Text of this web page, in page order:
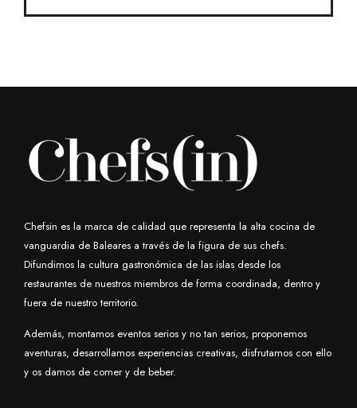
Chefsin es la marca de calidad que representa la alta cocina de
vanguardia de Baleares a través de la figura de sus chefs.
Difundimos la cultura gastronómica de las islas desde los
restaurantes de nuestros miembros de forma coordinada, dentro y
fuera de nuestro territorio.
Además, montamos eventos serios y no tan serios, proponemos
aventuras, desarrollamos experiencias creativas, disfrutamos con ello
y os damos de comer y de beber.